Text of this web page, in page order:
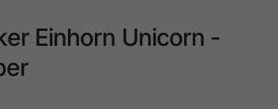
Einhorn Unicorn -